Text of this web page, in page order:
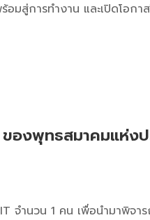
สู่การทำงาน และเปิดโอกา
องพุทธสมาคมแห่งป
จำนวน 1 คน เพื่อนำมาพิจ